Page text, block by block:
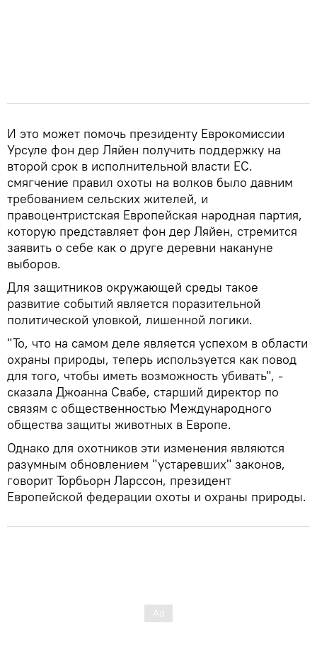
И это может помочь президенту Еврокомиссии
Урсуле фон дер Ляйен получить поддержку на
второй срок в исполнительной власти ЕС.
смягчение правил охоты на волков было давним
требованием сельских жителей, и
правоцентристская Европейская народная партия,
которую представляет фон дер Ляйен, стремится
заявить о себе как о друге деревни накануне
выборов.
Для защитников окружающей среды такое
развитие событий является поразительной
политической уловкой, лишенной логики.
"То, что на самом деле является успехом в области
охраны природы, теперь используется как повод
для того, чтобы иметь возможность убивать", -
сказала Джоанна Свабе, старший директор по
связям с общественностью Международного
общества защиты животных в Европе.
Однако для охотников эти изменения являются
разумным обновлением "устаревших" законов,
говорит Торбьорн Ларссон, президент
Европейской федерации охоты и охраны природы.